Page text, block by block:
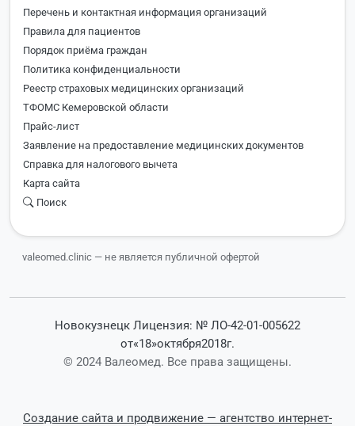
Перечень и контактная информация организаций
Правила для пациентов
Порядок приёма граждан
Политика конфиденциальности
Реестр страховых медицинских организаций
ТФОМС Кемеровской области
Прайс-лист
Заявление на предоставление медицинских документов
Справка для налогового вычета
Карта сайта
Поиск
valeomed.clinic — не является публичной офертой
Новокузнецк Лицензия: № ЛО-42-01-005622
от«18»октября2018г.
© 2024 Валеомед. Все права защищены.
Создание сайта и продвижение — агентство интернет-